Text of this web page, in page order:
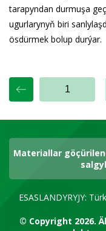
tarapyndan durmuşa
ugurlarynyň biri
ösdürmek bolup durýar.
Materiallar
ESASLANDYRYJY:
© Copyright 2026.